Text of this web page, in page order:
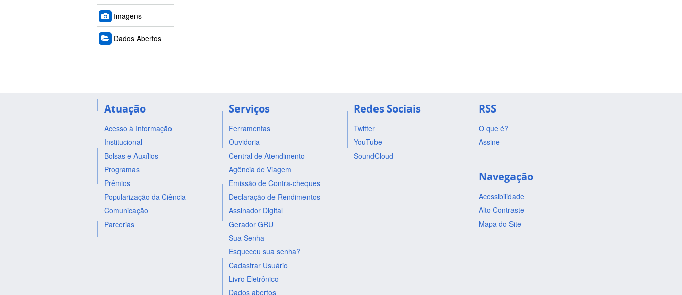
Imagens
Dados Abertos
Atuação
Acesso à Informação
Institucional
Bolsas e Auxílios
Programas
Prêmios
Popularização da Ciência
Comunicação
Parcerias
Serviços
Ferramentas
Ouvidoria
Central de Atendimento
Agência de Viagem
Emissão de Contra-cheques
Declaração de Rendimentos
Assinador Digital
Gerador GRU
Sua Senha
Esqueceu sua senha?
Cadastrar Usuário
Livro Eletrônico
Dados abertos
Redes Sociais
Twitter
YouTube
SoundCloud
RSS
O que é?
Assine
Navegação
Acessibilidade
Alto Contraste
Mapa do Site